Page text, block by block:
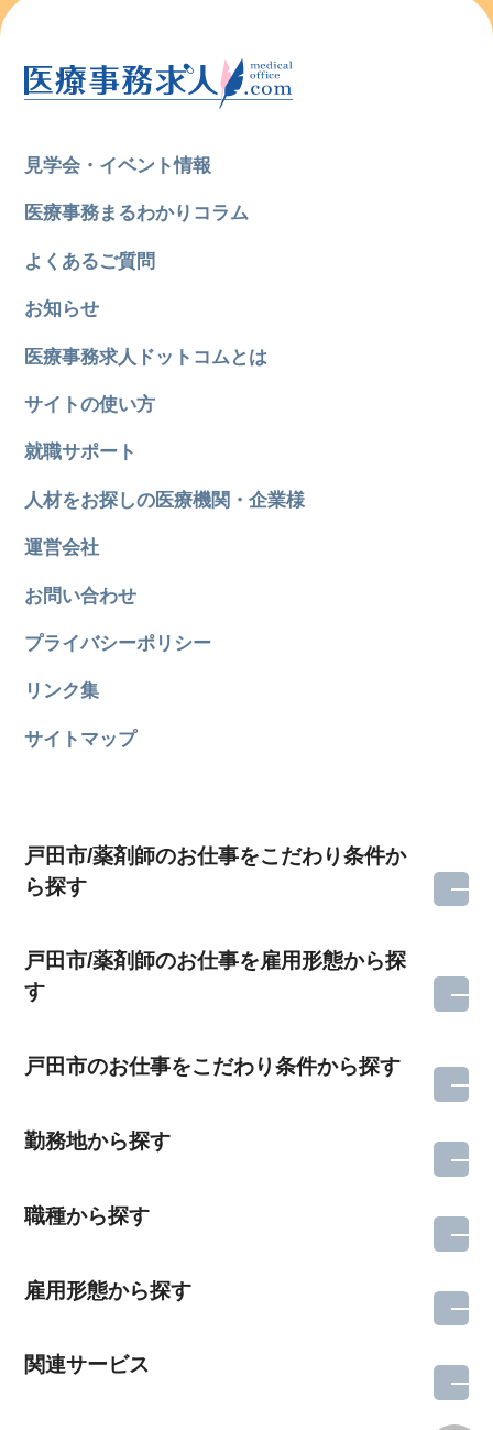
見学会・イベント情報
医療事務まるわかりコラム
よくあるご質問
お知らせ
医療事務求人ドットコムとは
サイトの使い方
就職サポート
人材をお探しの医療機関・企業様
運営会社
お問い合わせ
プライバシーポリシー
リンク集
サイトマップ
戸田市/薬剤師のお仕事をこだわり条件か
ら探す
戸田市/薬剤師のお仕事を雇用形態から探
す
戸田市のお仕事をこだわり条件から探す
勤務地から探す
職種から探す
雇用形態から探す
関連サービス